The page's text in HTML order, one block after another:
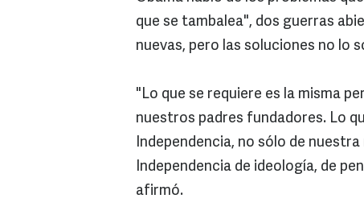
que se tambalea", dos guerras
nuevas, pero las soluciones no lo
"Lo que se requiere es la misma
nuestros padres fundadores. Lo
Independencia, no sólo de
Independencia de ideología, de
afirmó.